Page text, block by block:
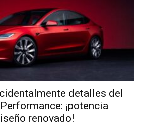
detalles del
¡potencia
renovado!